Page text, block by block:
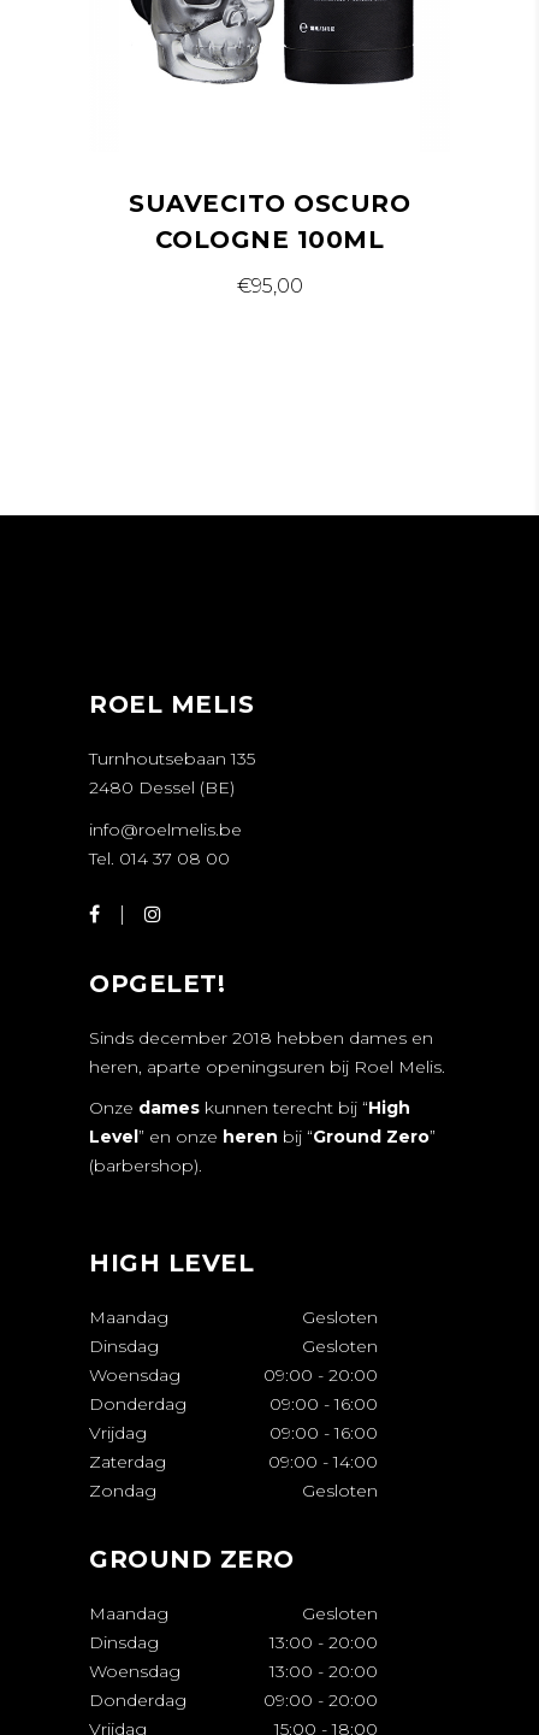
SUAVECITO OSCURO
COLOGNE 100ML
€95,00
ROEL MELIS
Turnhoutsebaan 135
2480 Dessel (BE)
info@roelmelis.be
Tel. 014 37 08 00
OPGELET!
Sinds december 2018 hebben dames en
heren, aparte openingsuren bij Roel Melis.
Onze dames kunnen terecht bij “High
Level” en onze heren bij “Ground Zero”
(barbershop).
HIGH LEVEL
Maandag
Gesloten
Dinsdag
Gesloten
Woensdag
09:00 - 20:00
Donderdag
09:00 - 16:00
Vrijdag
09:00 - 16:00
Zaterdag
09:00 - 14:00
Zondag
Gesloten
GROUND ZERO
Maandag
Gesloten
Dinsdag
13:00 - 20:00
Woensdag
13:00 - 20:00
Donderdag
09:00 - 20:00
Vrijdag
15:00 - 18:00